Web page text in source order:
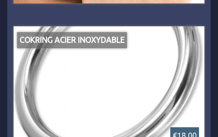
COKRING ACIER INOXYDABLE